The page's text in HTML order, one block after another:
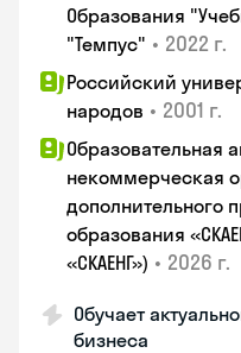
Образования
"Темпус" • 2022 г.
Российский
народов • 2001 г.
Образовательная
некоммерческая
дополнительного
образования
«СКАЕНГ») • 2026 г.
Обучает
бизнеса